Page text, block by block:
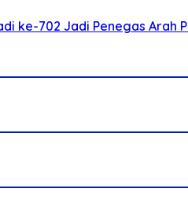
ke-702 Jadi Penegas Arah